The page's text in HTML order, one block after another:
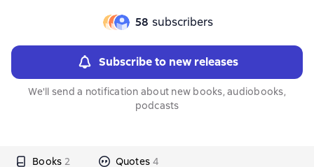
58 subscribers
Subscribe to new releases
We'll send a notification about new books, audiobooks,
podcasts
Books 2 Quotes 4